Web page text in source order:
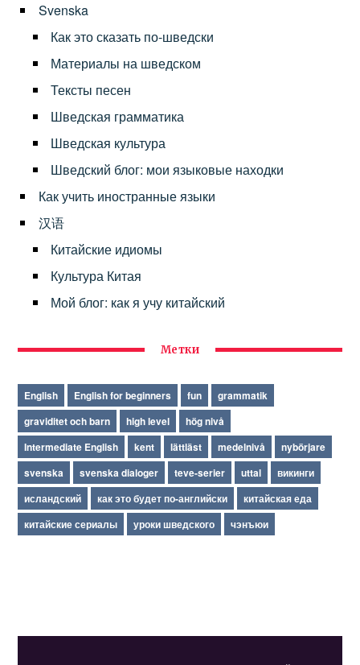
Svenska
Как это сказать по-шведски
Материалы на шведском
Тексты песен
Шведская грамматика
Шведская культура
Шведский блог: мои языковые находки
Как учить иностранные языки
汉语
Китайские идиомы
Культура Китая
Мой блог: как я учу китайский
Метки
English English for beginners fun
grammatik
graviditet och barn
high level
hög nivå
Intermediate English
kent lättläst medelnivå
nybörjare
svenska
svenska dialoger teve-serier uttal
викинги
исландский
как это будет по-английски
китайская еда
китайские сериалы
уроки шведского чэнъюи